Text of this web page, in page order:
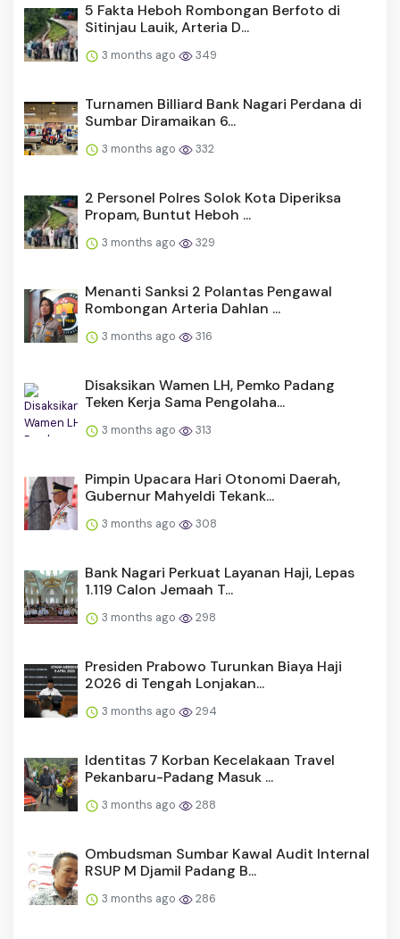
5 Fakta Heboh Rombongan Berfoto di
Sitinjau Lauik, Arteria D...
3 months ago 349
Turnamen Billiard Bank Nagari Perdana di
Sumbar Diramaikan 6...
3 months ago 332
2 Personel Polres Solok Kota Diperiksa
Propam, Buntut Heboh ...
3 months ago 329
Menanti Sanksi 2 Polantas Pengawal
Rombongan Arteria Dahlan ...
3 months ago 316
Disaksikan Wamen LH, Pemko Padang
Teken Kerja Sama Pengolaha...
3 months ago 313
Pimpin Upacara Hari Otonomi Daerah,
Gubernur Mahyeldi Tekank...
3 months ago 308
Bank Nagari Perkuat Layanan Haji, Lepas
1.119 Calon Jemaah T...
3 months ago 298
Presiden Prabowo Turunkan Biaya Haji
2026 di Tengah Lonjakan...
3 months ago 294
Identitas 7 Korban Kecelakaan Travel
Pekanbaru-Padang Masuk ...
3 months ago 288
Ombudsman Sumbar Kawal Audit Internal
RSUP M Djamil Padang B...
3 months ago 286